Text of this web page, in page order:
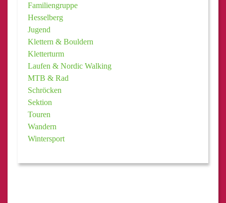
Familiengruppe
Hesselberg
Jugend
Klettern & Bouldern
Kletterturm
Laufen & Nordic Walking
MTB & Rad
Schröcken
Sektion
Touren
Wandern
Wintersport